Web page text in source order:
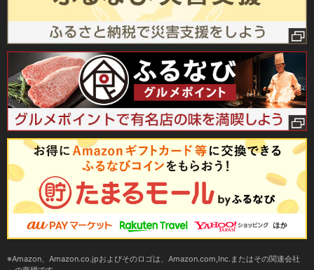
Amazon、Amazon.co.jpおよびそのロゴは、Amazon.com,Inc.またはその関連会社